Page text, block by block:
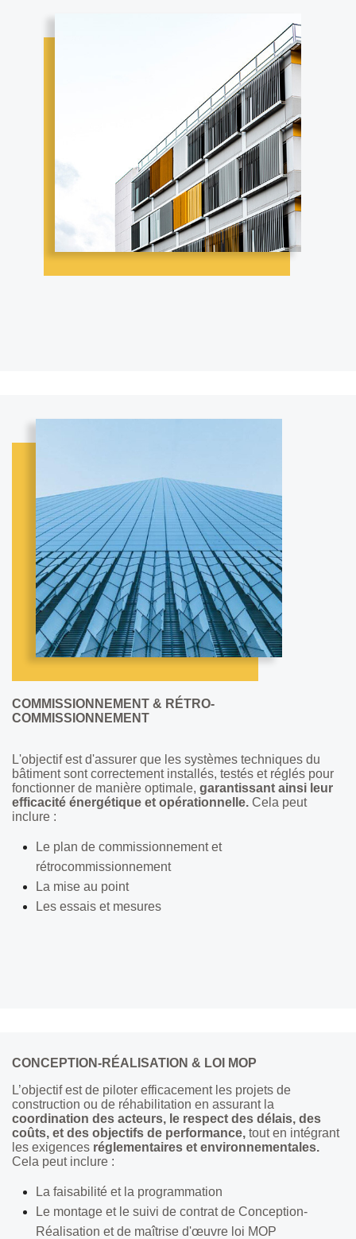
COMMISSIONNEMENT & RÉTRO-
COMMISSIONNEMENT
L'objectif est d'assurer que les systèmes techniques du
bâtiment sont correctement installés, testés et réglés pour
fonctionner de manière optimale, garantissant ainsi leur
efficacité énergétique et opérationnelle. Cela peut
inclure :
Le plan de commissionnement et
rétrocommissionnement
La mise au point
Les essais et mesures
CONCEPTION-RÉALISATION & LOI MOP
L’objectif est de piloter efficacement les projets de
construction ou de réhabilitation en assurant la
coordination des acteurs, le respect des délais, des
coûts, et des objectifs de performance, tout en intégrant
les exigences réglementaires et environnementales.
Cela peut inclure :
La faisabilité et la programmation
Le montage et le suivi de contrat de Conception-
Réalisation et de maîtrise d'œuvre loi MOP